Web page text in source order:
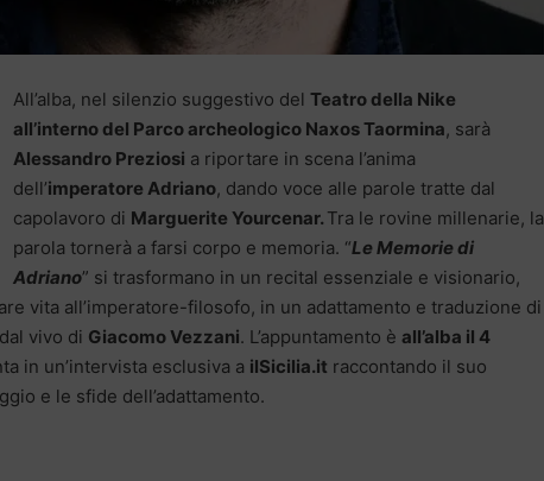
All’alba, nel silenzio suggestivo del Teatro della Nike
all’interno del Parco archeologico Naxos Taormina, sarà
Alessandro Preziosi a riportare in scena l’anima
dell’imperatore Adriano, dando voce alle parole tratte dal
capolavoro di Marguerite Yourcenar. Tra le rovine millenarie, la
parola tornerà a farsi corpo e memoria. “Le Memorie di
Adriano” si trasformano in un recital essenziale e visionario,
vita all’imperatore-filosofo, in un adattamento e traduzione di
vivo di Giacomo Vezzani. L’appuntamento è all’alba il 4
in un’intervista esclusiva a ilSicilia.it raccontando il suo
e le sfide dell’adattamento.